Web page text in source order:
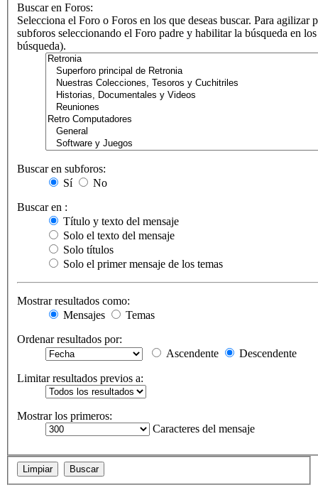
Buscar en Foros:
Selecciona el Foro o Foros en los que deseas buscar. Para agilizar
subforos seleccionando el Foro padre y habilitar la búsqueda en
búsqueda).
Buscar en subforos:
Sí
No
Buscar en :
Título y texto del mensaje
Solo el texto del mensaje
Solo títulos
Solo el primer mensaje de los temas
Mostrar resultados como:
Mensajes
Temas
Ordenar resultados por:
Ascendente
Descendente
Limitar resultados previos a:
Mostrar los primeros:
Caracteres del mensaje